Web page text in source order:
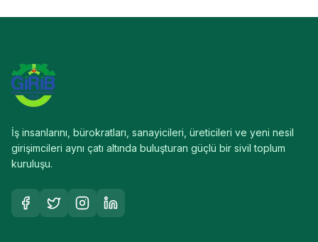
İş insanlarını, bürokratları, sanayicileri, üreticileri ve yeni nesil
girişimcileri aynı çatı altında buluşturan güçlü bir sivil toplum
kuruluşu.